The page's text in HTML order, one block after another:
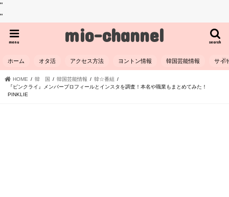
"
"
mio-channel search
menu
ホーム オタ活 アクセス方法 ヨントン情報 韓国芸能情報 サイ
HOME 韓 国 韓国芸能情報
韓☆番組
『ピンクライ』メンバープロフィールとインスタを調査！本名や職業もまとめてみた！
PINKLIE